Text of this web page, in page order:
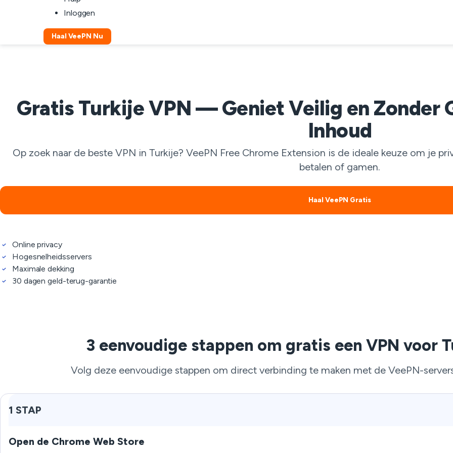
Inloggen
Haal VeePN Nu
Gratis Turkije VPN — Geniet Veilig en Zonder
Inhoud
Op zoek naar de beste VPN in Turkije? VeePN Free Chrome Extension is de ideale keuze om je
betalen of gamen.
Haal VeePN Gratis
Online privacy
Hogesnelheidsservers
Maximale dekking
30 dagen geld-terug-garantie
3 eenvoudige stappen om gratis een VPN voor
Volg deze eenvoudige stappen om direct verbinding te maken met de VeePN-
1 STAP
Open de Chrome Web Store